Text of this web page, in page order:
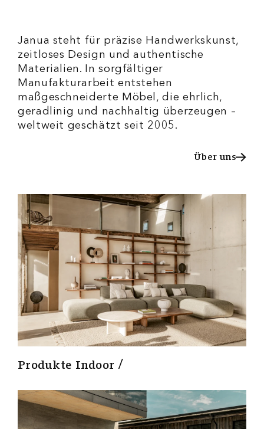
Janua steht für präzise Handwerkskunst,
zeitloses Design und authentische
Materialien. In sorgfältiger
Manufakturarbeit entstehen
maßgeschneiderte Möbel, die ehrlich,
geradlinig und nachhaltig überzeugen –
weltweit geschätzt seit 2005.
Über uns
Produkte Indoor